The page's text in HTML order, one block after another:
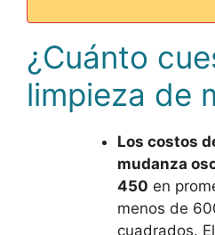
¿Cuánto
limpieza de
Los costos
mudanza
450 en
menos de
cuadrados.